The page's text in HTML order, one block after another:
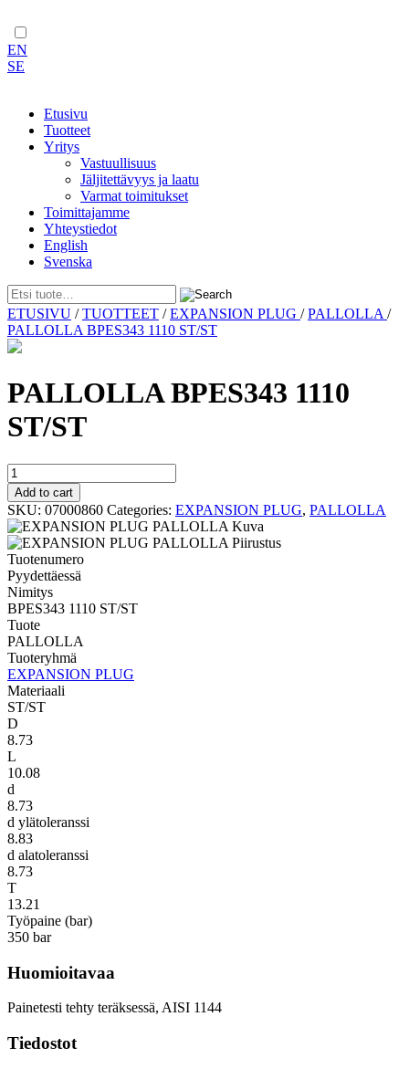
EN
SE
Etusivu
Tuotteet
Yritys
Vastuullisuus
Jäljitettävyys ja laatu
Varmat toimitukset
Toimittajamme
Yhteystiedot
English
Svenska
Skip
to
content
ETUSIVU /TUOTTEET /EXPANSION PLUG /PALLOLLA /
PALLOLLA BPES343 1110 ST/ST
PALLOLLA BPES343 1110
ST/ST
PALLOLLA
BPES343
1110
ST/ST
quantity
Add to cart
SKU: 07000860 Categories: EXPANSION PLUG, PALLOLLA
Tuotenumero
Pyydettäessä
Nimitys
BPES343 1110 ST/ST
Tuote
PALLOLLA
Tuoteryhmä
EXPANSION PLUG
Materiaali
ST/ST
D
8.73
L
10.08
d
8.73
d ylätoleranssi
8.83
d alatoleranssi
8.73
T
13.21
Työpaine (bar)
350 bar
Huomioitavaa
Painetesti tehty teräksessä, AISI 1144
Tiedostot